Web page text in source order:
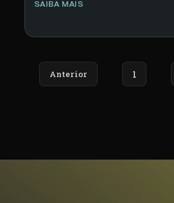
SAIBA MAIS
Anterior 1